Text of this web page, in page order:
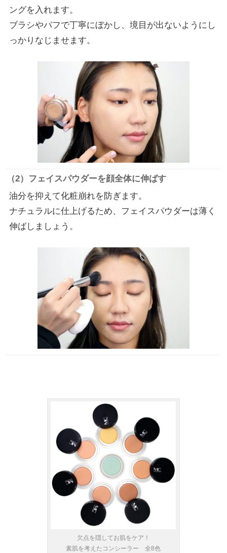
ングを入れます。
ブラシやパフで丁寧にぼかし、境目が出ないようにし
っかりなじませます。
（2）フェイスパウダーを顔全体に伸ばす
油分を抑えて化粧崩れを防ぎます。
ナチュラルに仕上げるため、フェイスパウダーは薄く
伸ばしましょう。
欠点を隠してお肌をケア！
素肌を考えたコンシーラー 全8色